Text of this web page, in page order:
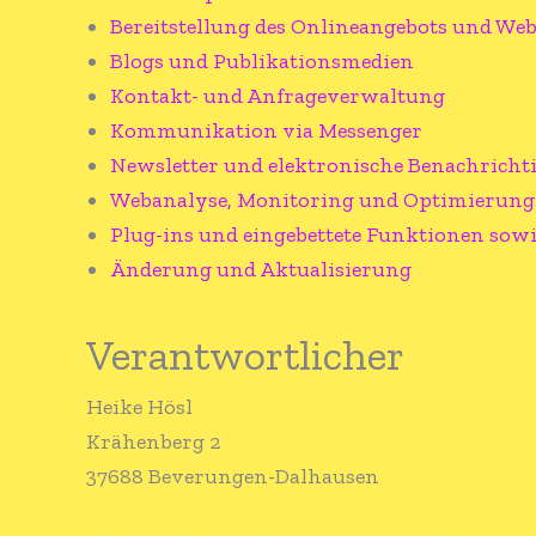
Bereitstellung des Onlineangebots und
Blogs und Publikationsmedien
Kontakt- und Anfrageverwaltung
Kommunikation via Messenger
Newsletter und elektronische
Webanalyse, Monitoring und Optimierung
Plug-ins und eingebettete Funktionen
Änderung und Aktualisierung
Verantwortlicher
Heike Hösl
Krähenberg 2
37688 Beverungen-Dalhausen